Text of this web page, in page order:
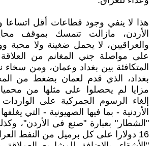
هذا لا ينفي وجود قطاعات أقل اتساعا
الأردن، مازالت تتمسك بموقف
والعراقيين، لا يحمل ضغينة ولا محبة
على مواصلة جني المغانم من العلاقة
المتكافئة بين بغداد وعمان، ومن
بغداد، الذي قدم لعمان بضغط من
مزايا لم يحصلوا على مثلها من
إلغاء الرسوم الجمركية على الواردات
الأردنية - بما فيها الصهيونية - التي
"الشطار" بعبارة "صنع في الأردن"،
16 دولارا على كل برميل من النفط